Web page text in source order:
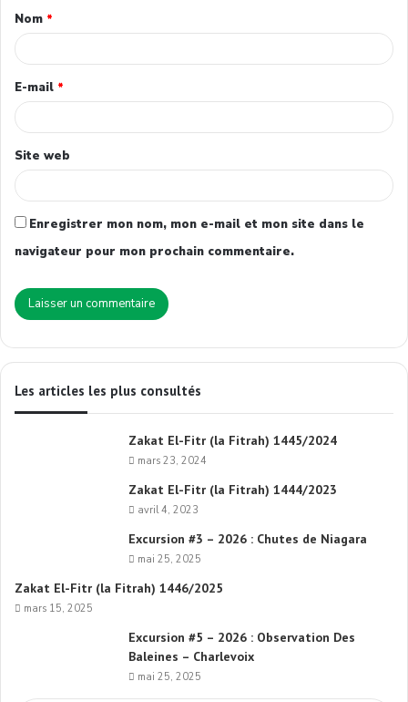
Nom *
E-mail *
Site web
Enregistrer mon nom, mon e-mail et mon site dans le
navigateur pour mon prochain commentaire.
Les articles les plus consultés
Zakat El-Fitr (la Fitrah) 1445/2024
mars 23, 2024
Zakat El-Fitr (la Fitrah) 1444/2023
avril 4, 2023
Excursion #3 – 2026 : Chutes de Niagara
mai 25, 2025
Zakat El-Fitr (la Fitrah) 1446/2025
mars 15, 2025
Excursion #5 – 2026 : Observation Des
Baleines – Charlevoix
mai 25, 2025